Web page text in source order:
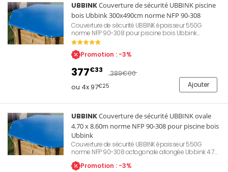
UBBINKCouverture de sécurité UBBINK piscine
bois Ubbink 300x490cm norme NFP 90-308
Couverture de sécurité UBBINK épaisseur 550G
norme NFP 90-308 pour piscine bois Ubbink
300x490cm. Permet une protection de la qualité
d'eau lors des périodes d'hivernage ou d'absence.
Évite le dépôt de feuilles mortes ou d'insectes
la chaleur de l'eau et d'empêcher l'accès aux enfants.
Promotion : -3%
377€33 389€00
ou 4x 97€25 Ajouter
UBBINKCouverture de sécurité UBBINK ovale
4.70 x 8.60m norme NFP 90-308 pour piscine bois
Ubbink
Couverture de sécurité UBBINK épaisseur 550G
norme NFP 90-308 octogonale allongée Ubbink 4.70
x 8.60m piscine bois. Permet une protection de la
qualité d'eau lors des périodes d'hivernage ou
Promotion : -3%